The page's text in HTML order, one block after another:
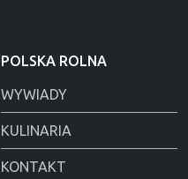
POLSKA ROLNA
WYWIADY
KULINARIA
KONTAKT